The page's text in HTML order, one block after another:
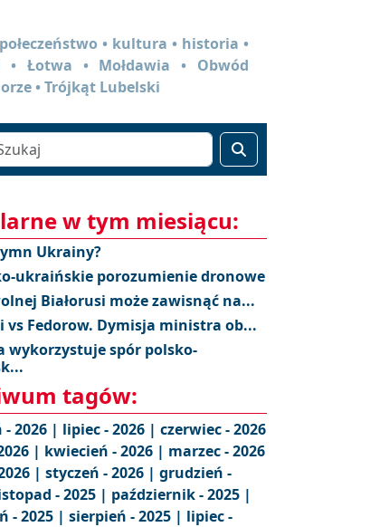
• kultura • historia •
Łotwa • Mołdawia • Obwód
• Trójkąt Lubelski
w tym miesiącu:
Ukrainy?
ukraińskie porozumienie dronowe
Białorusi może zawisnąć na...
vs Fedorow. Dymisja ministra ob...
wykorzystuje spór polsko-
tagów:
2026 | lipiec - 2026 | czerwiec - 2026
| kwiecień - 2026 | marzec - 2026
| styczeń - 2026 | grudzień -
- 2025 | październik - 2025 |
- 2025 | sierpień - 2025 | lipiec -